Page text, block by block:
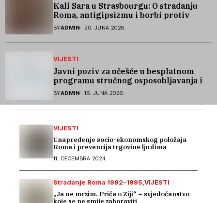
Kali Sara u Strasbourgu: O stradanju
Roma, antigipsizmu i borbi protiv
govora mržnje
BYADMIN 20. JUNA 2026.
VIJESTI
Javni poziv za učešće u besplatnom
programu stručnog osposobljavanja i
podrške pri zapošljavanju
BYADMIN 16. JUNA 2026.
VIJESTI
Unapređenje socio-ekonomskog položaja
Roma i prevencija trgovine ljudima
11. DECEMBRA 2024.
Stradanje Roma 1992–1995 VIJESTI
„Ja ne mrzim. Priča o Ziji“ – svjedočanstvo